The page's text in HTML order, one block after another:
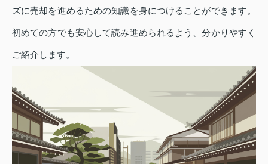
ズに売却を進めるための知識を身につけることができます。
初めての方でも安心して読み進められるよう、分かりやすく
ご紹介します。